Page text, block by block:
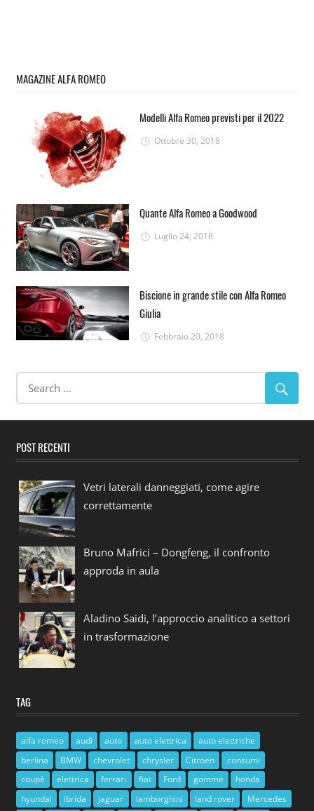
MAGAZINE ALFA ROMEO
Modelli Alfa Romeo previsti per il 2022
Ottobre 30, 2018
Quante Alfa Romeo a Goodwood
Luglio 24, 2018
Biscione in grande stile con Alfa Romeo
Giulia
Febbraio 20, 2018
POST RECENTI
Vetri laterali danneggiati, come agire
correttamente
Bruno Mafrici – Dongfeng, il confronto
approda in aula
Aladino Saidi, l’approccio analitico a settori
in trasformazione
TAG
alfa romeo audi auto auto elettrica
auto elettriche
berlina
BMW chevrolet chrysler Citroen
consumi
coupè
elettrica ferrari fiat Ford gomme
honda
hyundai
ibrida jaguar lamborghini land rover
Mercedes